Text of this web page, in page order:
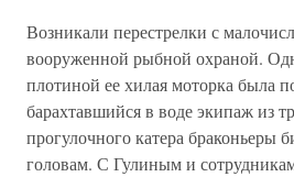
Возникали перестрелки с
вооруженной рыбной охраной.
плотиной ее хилая моторка была
барахтавшийся в воде экипаж из
прогулочного катера браконьеры
головам. С Гулиным и